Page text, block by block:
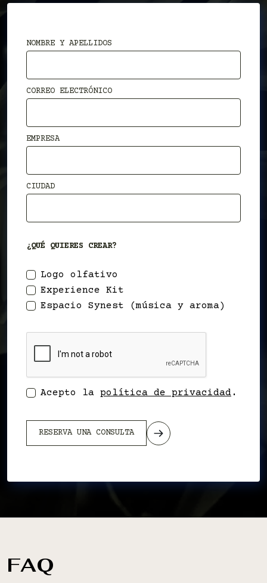
NOMBRE Y APELLIDOS
CORREO ELECTRÓNICO
EMPRESA
CIUDAD
¿QUÉ QUIERES CREAR?
Logo olfativo
Experience Kit
Espacio Synest (música y aroma)
Acepto la política de privacidad .
RESERVA UNA CONSULTA
FAQ